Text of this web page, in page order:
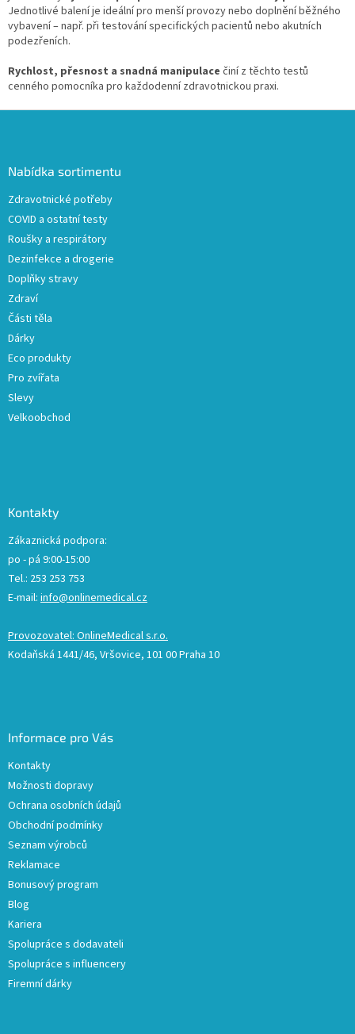
Jednotlivé balení je ideální pro menší provozy nebo doplnění běžného
vybavení – např. při testování specifických pacientů nebo akutních
podezřeních.
Rychlost, přesnost a snadná manipulace činí z těchto testů
cenného pomocníka pro každodenní zdravotnickou praxi.
Nabídka sortimentu
Zdravotnické potřeby
COVID a ostatní testy
Roušky a respirátory
Dezinfekce a drogerie
Doplňky stravy
Zdraví
Části těla
Dárky
Eco produkty
Pro zvířata
Slevy
Velkoobchod
Kontakty
Zákaznická podpora:
po - pá 9:00-15:00
Tel.: 253 253 753
E-mail: info@onlinemedical.cz
Provozovatel: OnlineMedical s.r.o.
Kodaňská 1441/46, Vršovice, 101 00 Praha 10
Informace pro Vás
Kontakty
Možnosti dopravy
Ochrana osobních údajů
Obchodní podmínky
Seznam výrobců
Reklamace
Bonusový program
Blog
Kariera
Spolupráce s dodavateli
Spolupráce s influencery
Firemní dárky